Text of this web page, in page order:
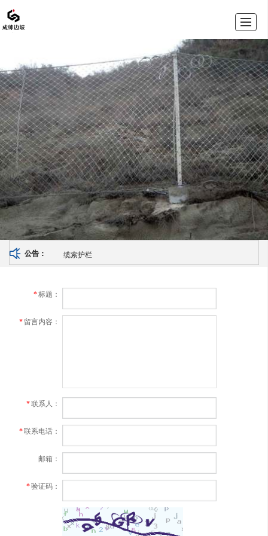
公司介绍 留言反馈 联系我们 LBS
公告： 缆索护栏
*标题：
* 留言内容：
*联系人：
*联系电话：
邮箱：
*验证码：